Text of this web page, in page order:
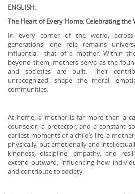
ENGLISH:
The Heart of Every Home: Celebrating the
In every corner of the world, across
generations, one role remains
influential—that of a mother. Within
beyond them, mothers serve as the
and societies are built. Their
unrecognized, shape the moral,
communities.
At home, a mother is far more than a
counselor, a protector, and a constant
earliest moments of a child’s life, a
physically, but emotionally and
kindness, discipline, empathy, and
extend outward, influencing how
and contribute to society.